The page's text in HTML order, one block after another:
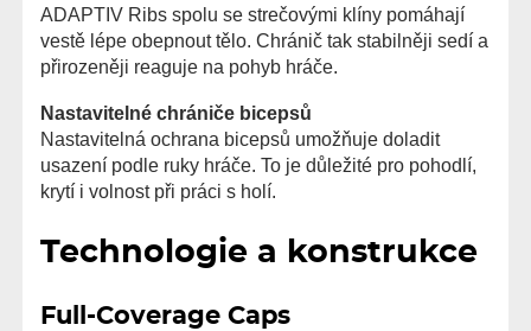
ADAPTIV Ribs spolu se strečovými klíny pomáhají
vestě lépe obepnout tělo. Chránič tak stabilněji sedí a
přirozeněji reaguje na pohyb hráče.
Nastavitelné chrániče bicepsů
Nastavitelná ochrana bicepsů umožňuje doladit
usazení podle ruky hráče. To je důležité pro pohodlí,
krytí i volnost při práci s holí.
Technologie a konstrukce
Full-Coverage Caps